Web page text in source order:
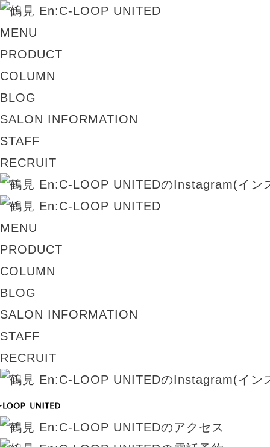
MENU
PRODUCT
COLUMN
BLOG
SALON INFORMATION
STAFF
RECRUIT
MENU
PRODUCT
COLUMN
BLOG
SALON INFORMATION
STAFF
RECRUIT